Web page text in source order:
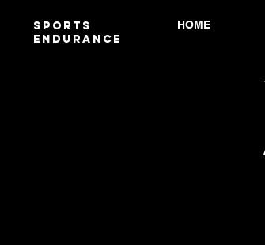
Sports
endurANCE
HOME